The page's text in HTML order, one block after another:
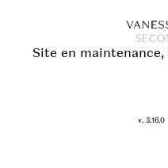
Site en
v. 3.16.0